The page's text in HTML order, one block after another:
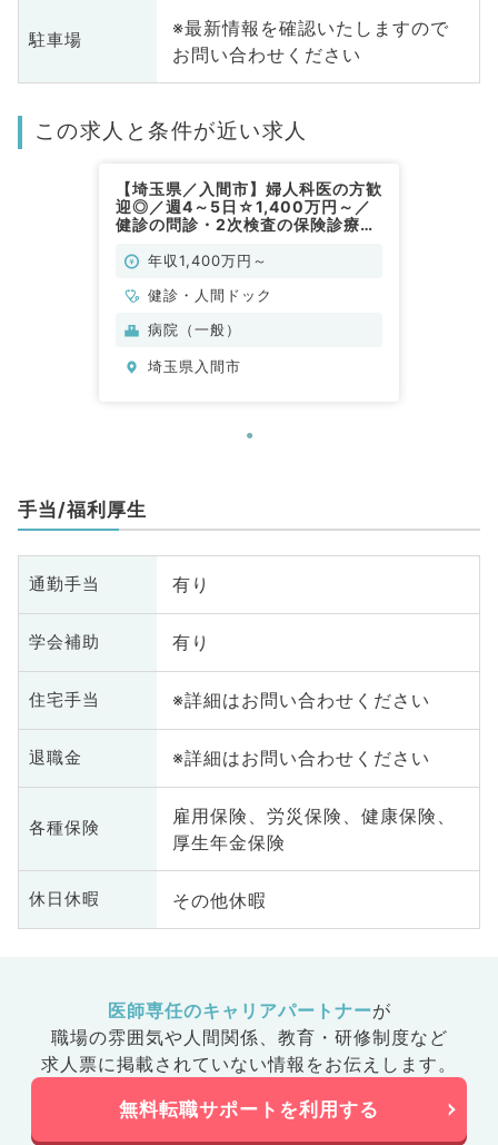
駐車場
※最新情報を確認いたしますので
お問い合わせください
この求人と条件が近い求人
【埼玉県／入間市】婦人科医の方歓
迎◎／週4～5日☆1,400万円～／
健診の問診・2次検査の保険診療の
常勤）年収1,400万円～
健診・人間ドック
病院（一般）
埼玉県入間市
手当/福利厚生
通勤手当 有り
学会補助 有り
住宅手当 ※詳細はお問い合わせください
退職金 ※詳細はお問い合わせください
各種保険
雇用保険、労災保険、健康保険、
厚生年金保険
休日休暇 その他休暇
医師専任のキャリアパートナーが
職場の雰囲気や人間関係、 教育・研修制度など
求人票に掲載されていない情報をお伝えします。
無料転職サポートを利用する